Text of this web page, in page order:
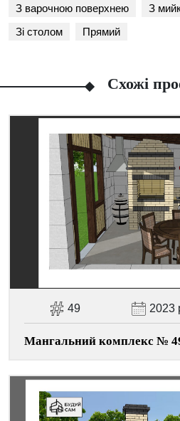
Facebook
ViberTelegram
З варочною поверхнею З
Зі столом
Прямий
Схожі
49 2023
Мангальний комплекс №